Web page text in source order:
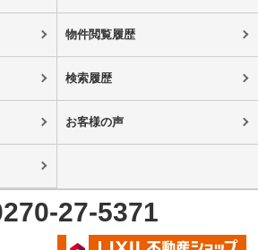
物件閲覧履歴
検索履歴
お客様の声
27-5371